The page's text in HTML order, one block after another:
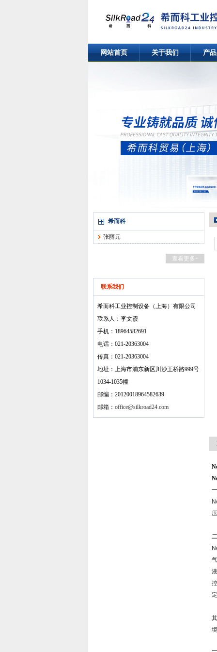
网站首页 关于我们 产
希而科
张丽元
查看更多+
联系我们
希而科工业控制设备（上海）有限公司
联系人：李文霞
手机：18964582691
电话：021-20363004
传真：021-20363004
地址：上海市浦东新区川沙王桥路999号
1034-1035幢
邮编：20120018964582639
邮箱： office@silkroad24.com
一
二